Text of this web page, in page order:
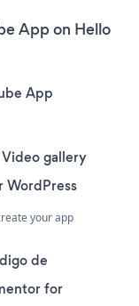
App on Hello
App
gallery
WordPress
your app
de
for